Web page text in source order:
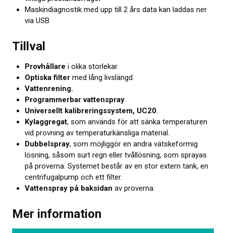
Maskindiagnostik med upp till 2 års data kan laddas ner
via USB
Tillval
Provhållare i olika storlekar.
Optiska filter med lång livslängd.
Vattenrening.
Programmerbar vattenspray.
Universellt kalibreringssystem, UC20.
Kylaggregat, som används för att sänka temperaturen
vid provning av temperatur­känsliga material.
Dubbelspray, som möjliggör en andra vätskeformig
lösning, såsom surt regn eller tvållösning, som sprayas
på proverna. Systemet består av en stor extern tank, en
centrifugalpump och ett filter.
Vattenspray på baksidan av proverna.
Mer information